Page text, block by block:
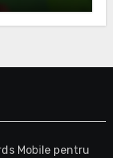
Mobile pentru